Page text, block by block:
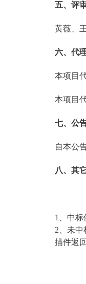
五、评
黄薇、
六、代
本项目
本项目
七、公
自本公
八、其
1、中标
2、未
描件返